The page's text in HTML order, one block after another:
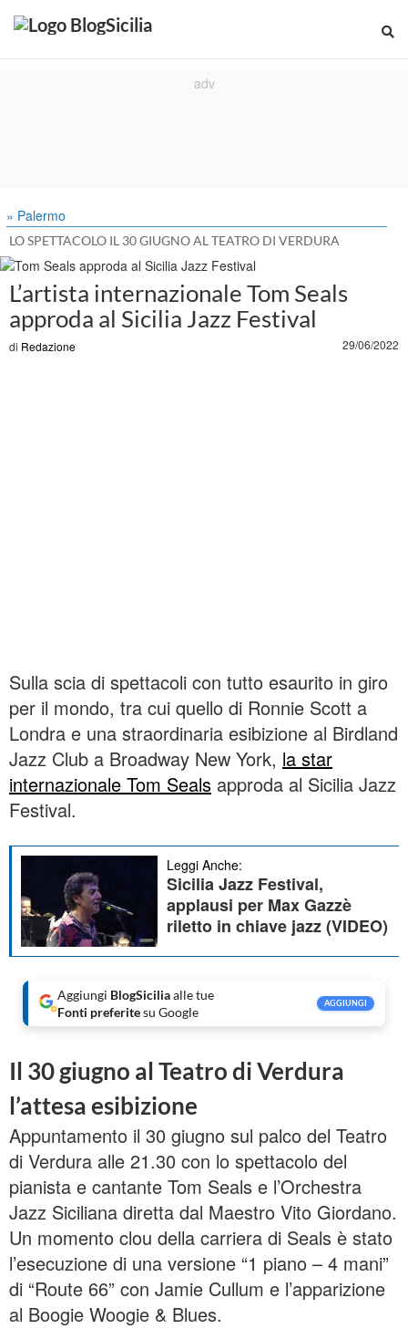
» Palermo
LO SPETTACOLO IL 30 GIUGNO AL TEATRO DI VERDURA
L’artista internazionale Tom Seals
approda al Sicilia Jazz Festival
di Redazione 29/06/2022
Sulla scia di spettacoli con tutto esaurito in giro
per il mondo, tra cui quello di Ronnie Scott a
Londra e una straordinaria esibizione al Birdland
Jazz Club a Broadway New York, la star
internazionale Tom Seals approda al Sicilia Jazz
Festival.
Leggi Anche:
Sicilia Jazz Festival,
applausi per Max Gazzè
riletto in chiave jazz (VIDEO)
Aggiungi BlogSiciliaalle tue
Fonti preferitesu Google
AGGIUNGI
Il 30 giugno al Teatro di Verdura
l’attesa esibizione
Appuntamento il 30 giugno sul palco del Teatro
di Verdura alle 21.30 con lo spettacolo del
pianista e cantante Tom Seals e l’Orchestra
Jazz Siciliana diretta dal Maestro Vito Giordano.
Un momento clou della carriera di Seals è stato
l’esecuzione di una versione “1 piano – 4 mani”
di “Route 66” con Jamie Cullum e l’apparizione
al Boogie Woogie & Blues.